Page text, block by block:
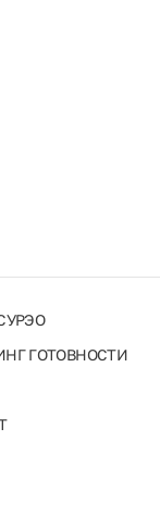
ГОТОВНОСТИ